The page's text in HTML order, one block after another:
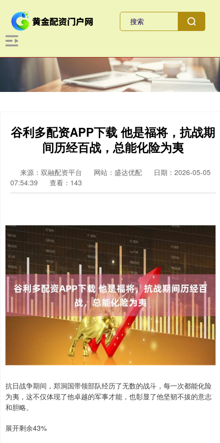
谷利多配资APP下载 他是福将，抗战期
间历经百战，总能化险为夷
来源：双融配资平台 网站：盛达优配
日期：2026-05-05
07:54:39
查看：143
抗日战争期间，郑洞国带领部队经历了无数的战斗，每一次都能化险
为夷，这不仅体现了他卓越的军事才能，也彰显了他坚韧不拔的意志
和胆略。
展开剩余43%